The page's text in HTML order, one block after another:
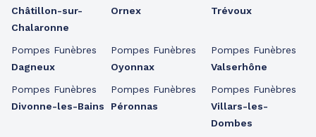
Châtillon-sur-
Chalaronne
Pompes Funèbres
Dagneux
Pompes Funèbres
Divonne-les-Bains
Ornex
Pompes Funèbres
Oyonnax
Pompes Funèbres
Péronnas
Trévoux
Pompes Funèbres
Valserhône
Pompes Funèbres
Villars-les-
Dombes